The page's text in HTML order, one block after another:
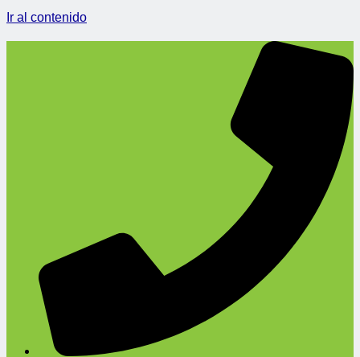
Ir al contenido